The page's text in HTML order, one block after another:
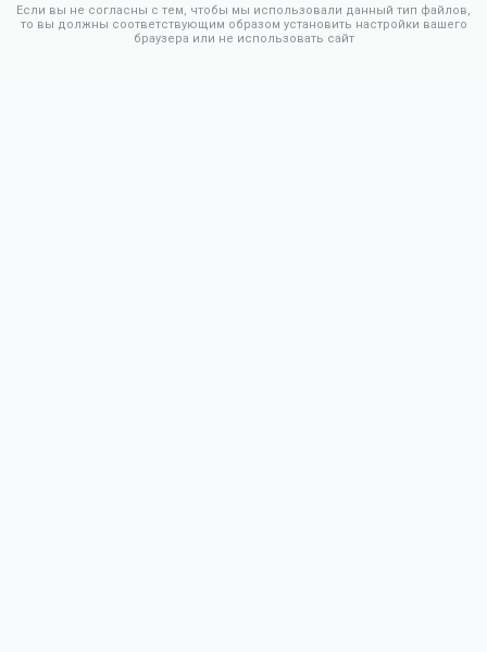
Если вы не согласны с тем, чтобы мы использовали данный тип файлов,
то вы должны соответствующим образом установить настройки вашего
браузера или не использовать сайт